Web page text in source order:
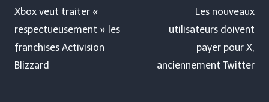
de
l’article
Xbox veut traiter «
respectueusement » les
franchises Activision
Blizzard
Les nouveaux
utilisateurs doivent
payer pour X,
anciennement Twitter